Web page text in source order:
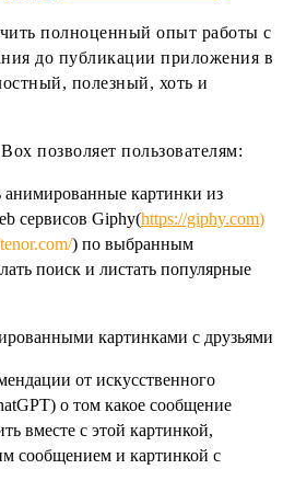
полноценный опыт работы с
до публикации приложения в
полезный, хоть и
позволяет пользователям:
анимированные картинки из
сервисов Giphy(https://giphy.com)
) по выбранным
поиск и листать популярные
картинками с друзьями
от искусственного
о том какое сообщение
вместе с этой картинкой,
сообщением и картинкой с